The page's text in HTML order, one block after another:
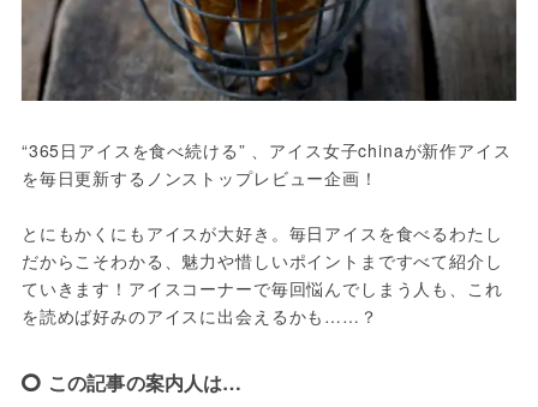
“365日アイスを食べ続ける” 、アイス女子chinaが新作アイス
を毎日更新するノンストップレビュー企画！
とにもかくにもアイスが大好き。毎日アイスを食べるわたし
だからこそわかる、魅力や惜しいポイントまですべて紹介し
ていきます！アイスコーナーで毎回悩んでしまう人も、これ
を読めば好みのアイスに出会えるかも……？
この記事の案内人は…